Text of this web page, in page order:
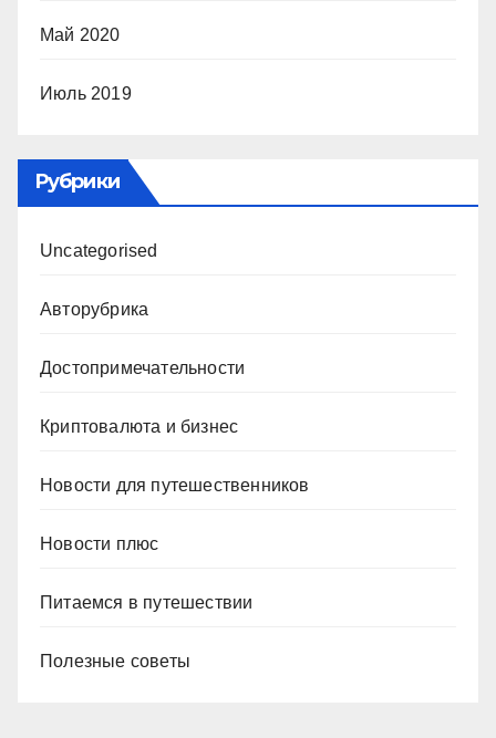
Май 2020
Июль 2019
Рубрики
Uncategorised
Авторубрика
Достопримечательности
Криптовалюта и бизнес
Новости для путешественников
Новости плюс
Питаемся в путешествии
Полезные советы